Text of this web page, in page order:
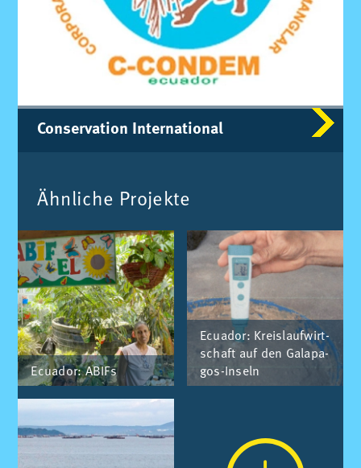
Con­ser­va­ti­on In­ter­na­tio­nal
Ähn­li­che Pro­jek­te
Ecua­dor: ABIFs
Ecua­dor: Kreis­lauf­wirt­
schaft auf den Ga­la­pa­
gos-In­seln